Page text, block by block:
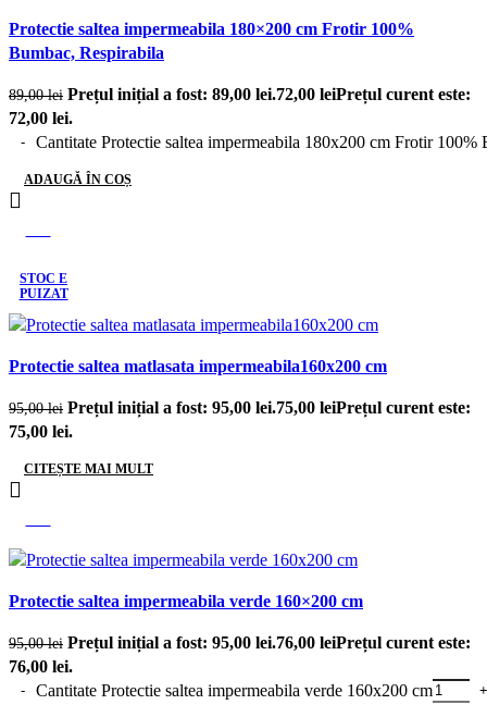
Protectie saltea impermeabila 180×200 cm Frotir 100%
Bumbac, Respirabila
89,00lei Prețul inițial a fost: 89,00 lei.72,00 leiPrețul curent este:
72,00 lei.
Cantitate Protectie saltea impermeabila 180x200 cm Frotir 100%
ADAUGĂ ÎN COȘ
STOC E
PUIZAT
Protectie saltea matlasata impermeabila160x200 cm
95,00lei Prețul inițial a fost: 95,00 lei.75,00 leiPrețul curent este:
75,00 lei.
CITEȘTE MAI MULT
Protectie saltea impermeabila verde 160×200 cm
95,00lei Prețul inițial a fost: 95,00 lei.76,00 leiPrețul curent este:
76,00 lei.
Cantitate Protectie saltea impermeabila verde 160x200 cm